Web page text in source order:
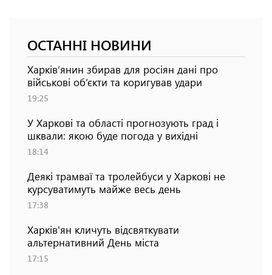
ОСТАННІ НОВИНИ
Харків’янин збирав для росіян дані про
військові об’єкти та коригував удари
19:25
У Харкові та області прогнозують град і
шквали: якою буде погода у вихідні
18:14
Деякі трамваї та тролейбуси у Харкові не
курсуватимуть майже весь день
17:38
Харків'ян кличуть відсвяткувати
альтернативний День міста
17:15